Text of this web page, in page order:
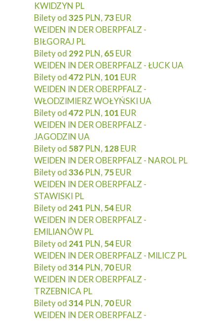
KWIDZYN PL
Bilety od325 PLN, 73EUR
WEIDEN IN DER OBERPFALZ -
BIŁGORAJ PL
Bilety od 292 PLN, 65EUR
WEIDEN IN DER OBERPFALZ - ŁUCK UA
Bilety od472 PLN, 101 EUR
WEIDEN IN DER OBERPFALZ -
WŁODZIMIERZ WOŁYŃSKI UA
Bilety od472 PLN, 101 EUR
WEIDEN IN DER OBERPFALZ -
JAGODZIN UA
Bilety od 587 PLN, 128EUR
WEIDEN IN DER OBERPFALZ - NAROL PL
Bilety od336 PLN, 75EUR
WEIDEN IN DER OBERPFALZ -
STAWISKI PL
Bilety od 241 PLN, 54EUR
WEIDEN IN DER OBERPFALZ -
EMILIANÓW PL
Bilety od 241 PLN, 54EUR
WEIDEN IN DER OBERPFALZ - MILICZ PL
Bilety od314 PLN, 70EUR
WEIDEN IN DER OBERPFALZ -
TRZEBNICA PL
Bilety od314 PLN, 70EUR
WEIDEN IN DER OBERPFALZ -